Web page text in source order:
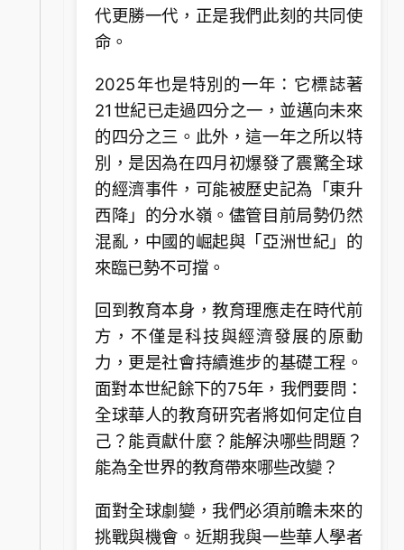
代更勝一代，正是我們此刻的共同使
命。
2025年也是特別的一年：它標誌著
21世紀已走過四分之一，並邁向未來
的四分之三。此外，這一年之所以特
別，是因為在四月初爆發了震驚全球
的經濟事件，可能被歷史記為「東升
西降」的分水嶺。儘管目前局勢仍然
混亂，中國的崛起與「亞洲世紀」的
來臨已勢不可擋。
回到教育本身，教育理應走在時代前
方，不僅是科技與經濟發展的原動
力，更是社會持續進步的基礎工程。
面對本世紀餘下的75年，我們要問：
全球華人的教育研究者將如何定位自
己？能貢獻什麼？能解決哪些問題？
能為全世界的教育帶來哪些改變？
面對全球劇變，我們必須前瞻未來的
挑戰與機會。近期我與一些華人學者